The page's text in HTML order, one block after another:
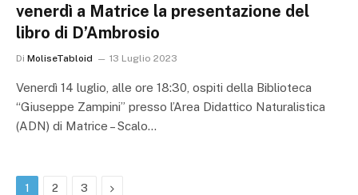
venerdì a Matrice la presentazione del
libro di D’Ambrosio
Di MoliseTabloid 13 Luglio 2023
Venerdì 14 luglio, alle ore 18:30, ospiti della Biblioteca
“Giuseppe Zampini” presso l’Area Didattico Naturalistica
(ADN) di Matrice – Scalo…
1 2 3 Prossimo